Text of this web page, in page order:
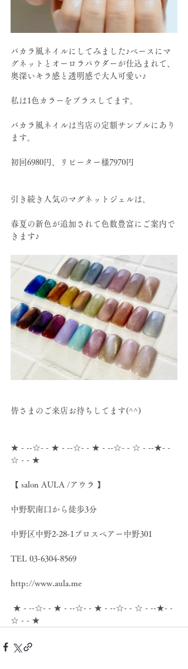
バカラ風ネイルにしてみました♪ベースにマ
グネットとオーロラパウダーが仕込まれて、
奥深いキラ感と透明感で大人可愛い♪
私は1色カラーをプラスしてます。
バカラ風ネイルは当店の定額サンプルにあり
ます。
初回6980円、リピーター様7970円
引き続き人気のマグネットジェルは、
春夏の新色が追加されて色数豊富にご案内で
きます♪
皆さまのご来店お待ちしてます(^^)
★ - --☆- - ★ - --☆- - ★ - --☆- - ☆ - --★- -
☆ - - ★
【 salon AULA /アウラ 】
中野駅南口から徒歩3分
中野区中野2-28-1プロスペアー中野301
TEL 03-6304-8569
http://www.aula.me
★ - --☆- - ★ - --☆- - ★ - --☆- - ☆ - --★- -
☆ - - ★